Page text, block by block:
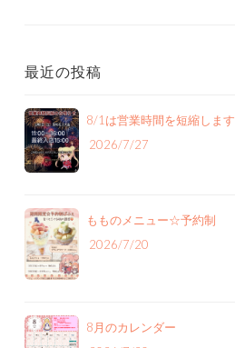
最近の投稿
8/1は営業時間を短縮します
2026/7/27
もものメニュー‪☆予約制
2026/7/20
8月のカレンダー